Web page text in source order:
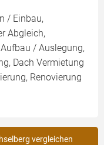
/ Einbau,
Abgleich,
/ Auslegung,
Dach Vermietung
Renovierung
vergleichen